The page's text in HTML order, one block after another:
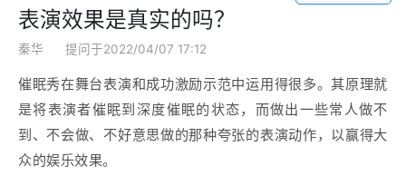
表演效果是真实的吗？
秦华 提问于2022/04/07 17:12
催眠秀在舞台表演和成功激励示范中运用得很多。其原理就
是将表演者催眠到深度催眠的状态，而做出一些常人做不
到、不会做、不好意思做的那种夸张的表演动作，以赢得大
众的娱乐效果。